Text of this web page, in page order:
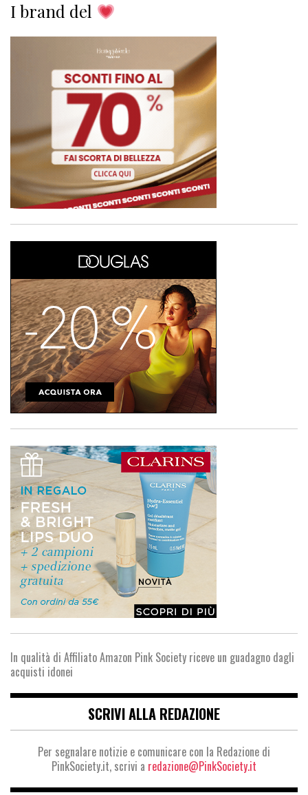
I brand del
In qualità di Affiliato Amazon Pink Society riceve un guadagno dagli
acquisti idonei
SCRIVI ALLA REDAZIONE
Per segnalare notizie e comunicare con la Redazione di
PinkSociety.it, scrivi a redazione@PinkSociety.it